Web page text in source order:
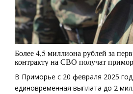
Более 4,5 миллиона рублей за
контракту на СВО получат
В Приморье с 20 февраля 2025
единовременная выплата до 2